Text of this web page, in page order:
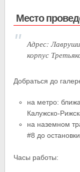
Место
Адрес:
корпус
Добраться до
на метро:
Калужско-
на наземном
#8 до
Часы работы: